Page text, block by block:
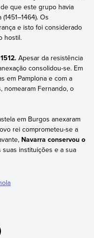
que este grupo havia
Os
e isto foi considerado
hostil.
Apesar da resistência
consolidou-se. Em
em Pamplona e com a
nomearam Fernando, o
em Burgos anexaram
rei comprometeu-se a
Navarra conservou o
suas instituições e a sua